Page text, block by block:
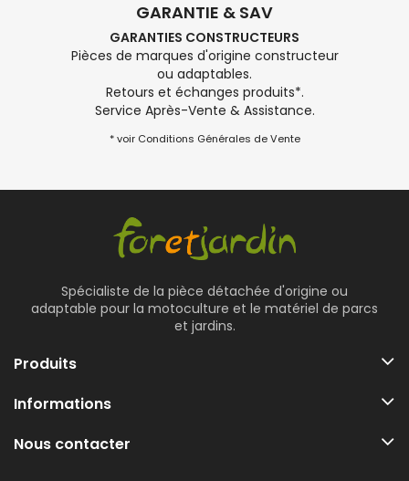
GARANTIE & SAV
GARANTIES CONSTRUCTEURS
Pièces de marques d'origine constructeur
ou adaptables.
Retours et échanges produits*.
Service Après-Vente & Assistance.
* voir Conditions Générales de Vente
Spécialiste de la pièce détachée d'origine ou
adaptable pour la motoculture et le matériel de parcs
et jardins.
Produits
Informations
Nous contacter